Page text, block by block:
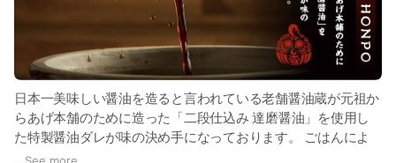
日本一美味しい醤油を造ると言われている老舗醤油蔵が元祖か
らあげ本舗のために造った「二段仕込み 達磨醤油」を使用し
た特製醤油ダレが味の決め手になっております。 ごはんによ
く合う！もちろんおつまみにも！